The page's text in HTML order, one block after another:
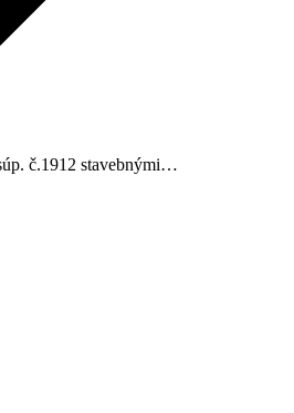
č.1912 stavebnými…